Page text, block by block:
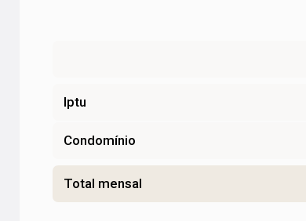
Iptu
Condomínio
Total mensal